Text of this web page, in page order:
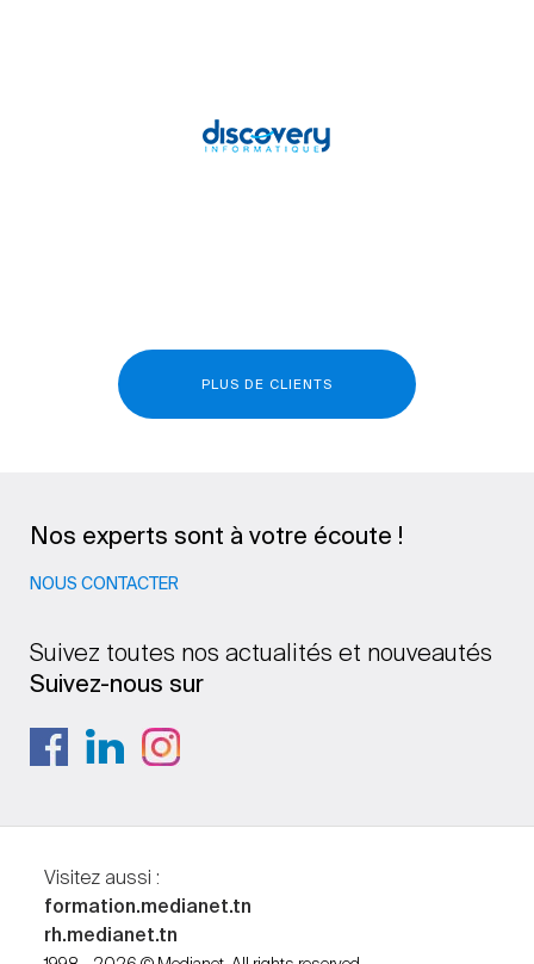
PLUS DE CLIENTS
Nos experts sont à votre écoute !
NOUS CONTACTER
Suivez toutes nos actualités et nouveautés
Suivez-nous sur
Visitez aussi :
formation.medianet.tn
rh.medianet.tn